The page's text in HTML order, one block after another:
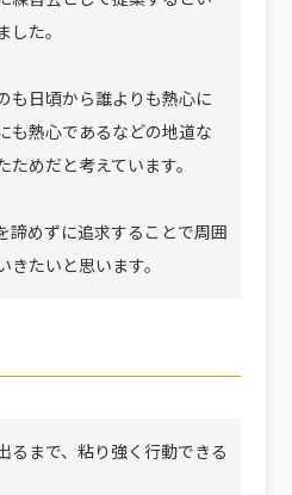
した。
も日頃から誰よりも熱心に
も熱心であるなどの地道な
ためだと考えています。
諦めずに追求することで周囲
きたいと思います。
るまで、粘り強く行動できる